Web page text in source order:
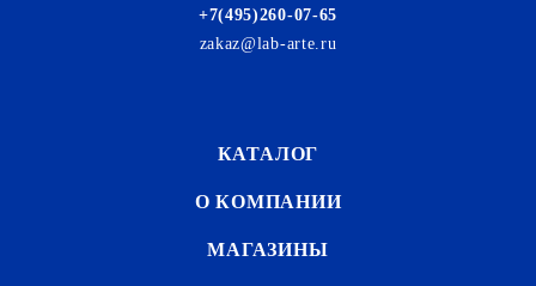
+7(495)260-07-65
zakaz@lab-arte.ru
КАТАЛОГ
О КОМПАНИИ
МАГАЗИНЫ